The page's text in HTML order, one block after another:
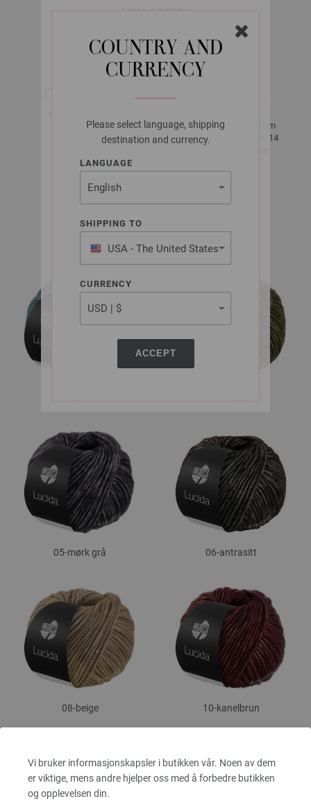
COUNTRY AND
CURRENCY
Please select language, shipping
destination and currency.
LANGUAGE
SHIPPING TO
USA - The United States
of America
CURRENCY
ACCEPT
Vi bruker informasjonskapsler i butikken vår. Noen av dem
er viktige, mens andre hjelper oss med å forbedre butikken
og opplevelsen din.
LANA GROSSA
LUCIDA
per 50 g
10 x 10 cm
23 Rader, 14
størrelse 38 -
ca. 500 g
05-mørk grå 06-antrasitt
08-beige 10-kanelbrun